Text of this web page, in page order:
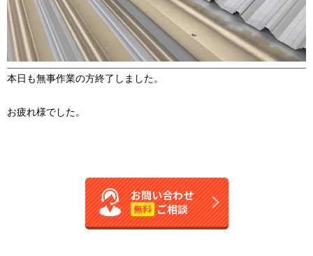
本日も無事作業の方終了しました。
お疲れ様でした。
お問い合わせ
無料 ご相談